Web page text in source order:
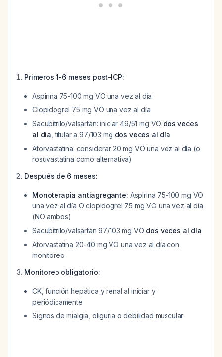
Primeros 1-6 meses post-ICP:
Aspirina 75-100 mg VO una vez al día
Clopidogrel 75 mg VO una vez al día
Sacubitrilo/valsartán: iniciar 49/51 mg VO dos veces
al día , titular a 97/103 mg dos veces al día
Atorvastatina: considerar 20 mg VO una vez al día (o
rosuvastatina como alternativa)
Después de 6 meses:
Monoterapia antiagregante: Aspirina 75-100 mg VO
una vez al día O clopidogrel 75 mg VO una vez al día
(NO ambos)
Sacubitrilo/valsartán 97/103 mg VO dos veces al día
Atorvastatina 20-40 mg VO una vez al día con
monitoreo
Monitoreo obligatorio:
CK, función hepática y renal al iniciar y
periódicamente
Signos de mialgia, oliguria o debilidad muscular